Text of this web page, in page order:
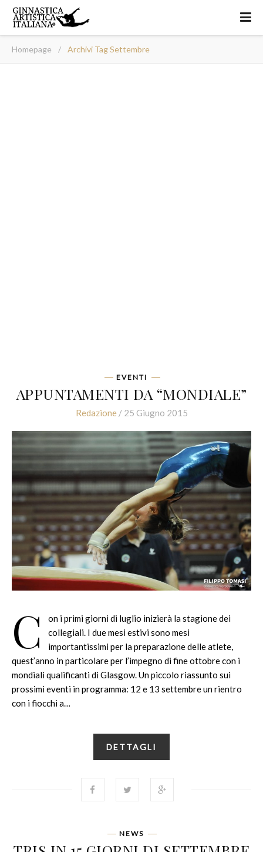
Homepage / Archivi Tag Settembre
EVENTI
APPUNTAMENTI DA “MONDIALE”
Redazione/ 25 Giugno 2015
C
on i primi giorni di luglio inizierà la stagione dei
collegiali. I due mesi estivi sono mesi
importantissimi per la preparazione delle atlete,
quest’anno in particolare per l’impegno di fine ottobre con i
mondiali qualificanti di Glasgow. Un piccolo riassunto sui
prossimi eventi in programma: 12 e 13 settembre un rientro
con i fiocchi a…
DETTAGLI
NEWS